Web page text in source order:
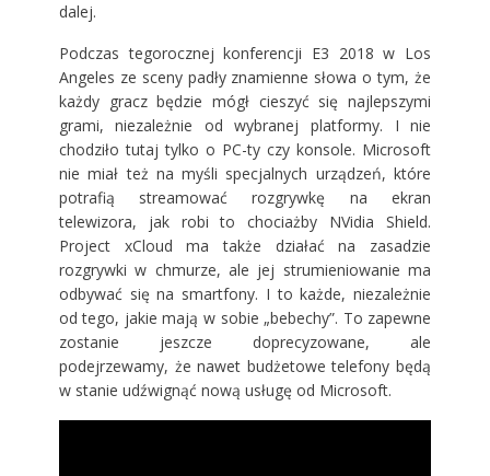
dalej.
Podczas tegorocznej konferencji E3 2018 w Los
Angeles ze sceny padły znamienne słowa o tym, że
każdy gracz będzie mógł cieszyć się najlepszymi
grami, niezależnie od wybranej platformy. I nie
chodziło tutaj tylko o PC-ty czy konsole. Microsoft
nie miał też na myśli specjalnych urządzeń, które
potrafią streamować rozgrywkę na ekran
telewizora, jak robi to chociażby NVidia Shield.
Project xCloud ma także działać na zasadzie
rozgrywki w chmurze, ale jej strumieniowanie ma
odbywać się na smartfony. I to każde, niezależnie
od tego, jakie mają w sobie „bebechy”. To zapewne
zostanie jeszcze doprecyzowane, ale
podejrzewamy, że nawet budżetowe telefony będą
w stanie udźwignąć nową usługę od Microsoft.